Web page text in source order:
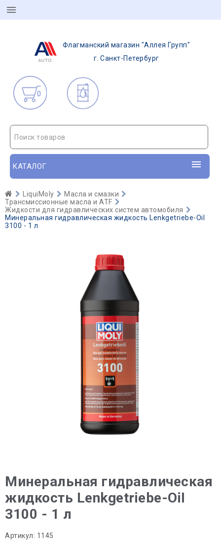
Флагманский магазин "Аллея Групп"
г. Санкт-Петербург
0
Поиск товаров
КАТАЛОГ
LiquiMoly
Масла и смазки
Трансмиссионные масла и ATF
Жидкости для гидравлических систем автомобиля
Минеральная гидравлическая жидкость Lenkgetriebe-OiI
3100 - 1 л
Минеральная гидравлическая
жидкость Lenkgetriebe-OiI
3100 - 1 л
Артикул: 1145